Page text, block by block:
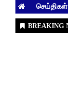
செய்திகள்